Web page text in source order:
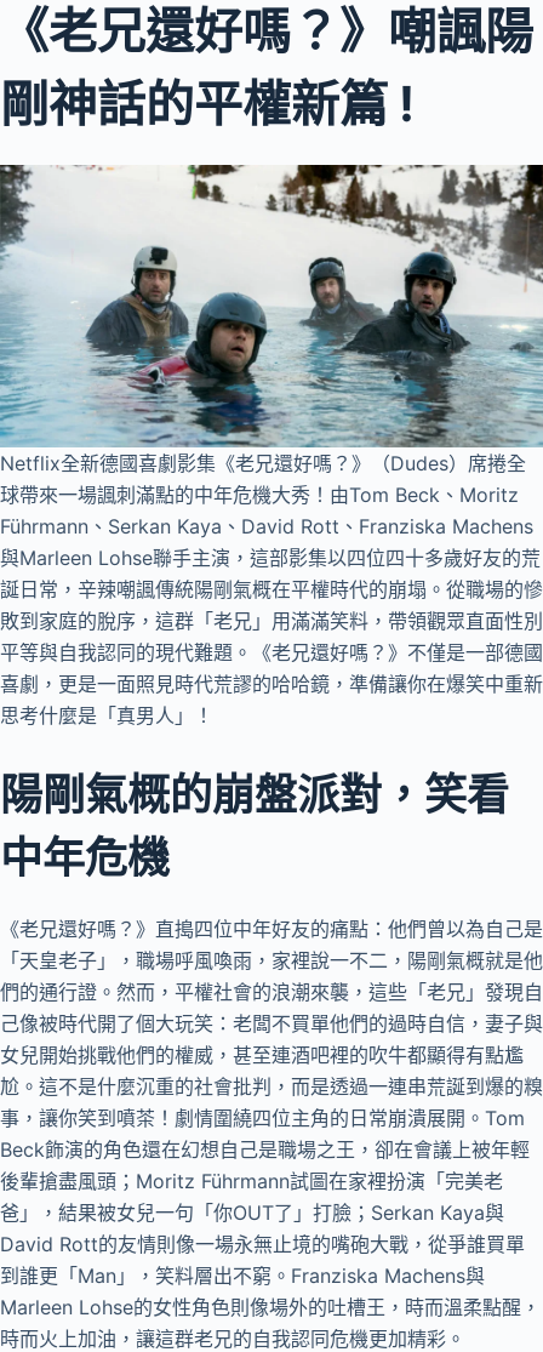
《老兄還好嗎？》嘲諷陽
剛神話的平權新篇 !
Netflix全新德國喜劇影集《老兄還好嗎？》（Dudes）席捲全
球帶來一場諷刺滿點的中年危機大秀！由Tom Beck、Moritz
Führmann、Serkan Kaya、David Rott、Franziska Machens
與Marleen Lohse聯手主演，這部影集以四位四十多歲好友的荒
誕日常，辛辣嘲諷傳統陽剛氣概在平權時代的崩塌。從職場的慘
敗到家庭的脫序，這群「老兄」用滿滿笑料，帶領觀眾直面性別
平等與自我認同的現代難題。《老兄還好嗎？》不僅是一部德國
喜劇，更是一面照見時代荒謬的哈哈鏡，準備讓你在爆笑中重新
思考什麼是「真男人」！
陽剛氣概的崩盤派對，笑看
中年危機
《老兄還好嗎？》直搗四位中年好友的痛點：他們曾以為自己是
「天皇老子」，職場呼風喚雨，家裡說一不二，陽剛氣概就是他
們的通行證。然而，平權社會的浪潮來襲，這些「老兄」發現自
己像被時代開了個大玩笑：老闆不買單他們的過時自信，妻子與
女兒開始挑戰他們的權威，甚至連酒吧裡的吹牛都顯得有點尷
尬。這不是什麼沉重的社會批判，而是透過一連串荒誕到爆的糗
事，讓你笑到噴茶！劇情圍繞四位主角的日常崩潰展開。Tom
Beck飾演的角色還在幻想自己是職場之王，卻在會議上被年輕
後輩搶盡風頭；Moritz Führmann試圖在家裡扮演「完美老
爸」，結果被女兒一句「你OUT了」打臉；Serkan Kaya與
David Rott的友情則像一場永無止境的嘴砲大戰，從爭誰買單
到誰更「Man」，笑料層出不窮。Franziska Machens與
Marleen Lohse的女性角色則像場外的吐槽王，時而溫柔點醒，
時而火上加油，讓這群老兄的自我認同危機更加精彩。